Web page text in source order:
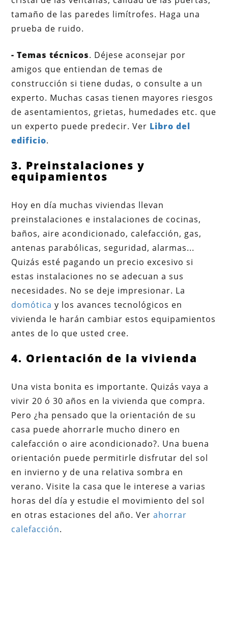
tamaño de las paredes limítrofes. Haga una
prueba de ruido.
- Temas técnicos. Déjese aconsejar por
amigos que entiendan de temas de
construcción si tiene dudas, o consulte a un
experto. Muchas casas tienen mayores riesgos
de asentamientos, grietas, humedades etc. que
un experto puede predecir. Ver Libro del
edificio.
3. Preinstalaciones y
equipamientos
Hoy en día muchas viviendas llevan
preinstalaciones e instalaciones de cocinas,
baños, aire acondicionado, calefacción, gas,
antenas parabólicas, seguridad, alarmas...
Quizás esté pagando un precio excesivo si
estas instalaciones no se adecuan a sus
necesidades. No se deje impresionar. La
domótica y los avances tecnológicos en
vivienda le harán cambiar estos equipamientos
antes de lo que usted cree.
4. Orientación de la vivienda
Una vista bonita es importante. Quizás vaya a
vivir 20 ó 30 años en la vivienda que compra.
Pero ¿ha pensado que la orientación de su
casa puede ahorrarle mucho dinero en
calefacción o aire acondicionado?. Una buena
orientación puede permitirle disfrutar del sol
en invierno y de una relativa sombra en
verano. Visite la casa que le interese a varias
horas del día y estudie el movimiento del sol
en otras estaciones del año. Verahorrar
calefacción.